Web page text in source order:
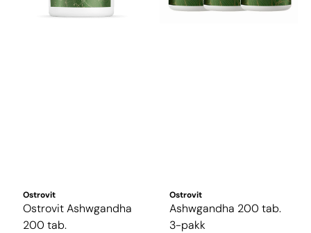
Ostrovit
Ostrovit Ashwgandha
200 tab.
Ostrovit
Ashwgandha 200 tab.
3-pakk